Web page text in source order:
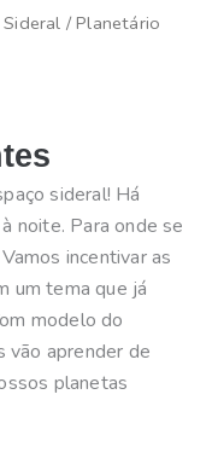
/ Planetário
sideral! Há
noite. Para onde se
incentivar as
um tema que já
modelo do
vão aprender de
planetas